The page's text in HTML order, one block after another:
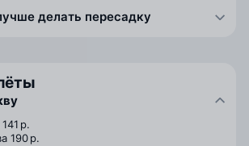
делать пересадку
141 р.
190 р.